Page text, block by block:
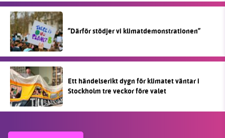
”Därför stödjer vi klimatdemonstrationen”
Ett händelserikt dygn för klimatet väntar i
Stockholm tre veckor före valet